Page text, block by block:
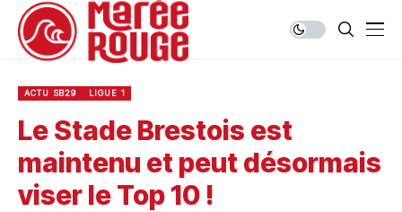
ACTU SB29 LIGUE 1
Le Stade Brestois est
maintenu et peut désormais
viser le Top 10 !